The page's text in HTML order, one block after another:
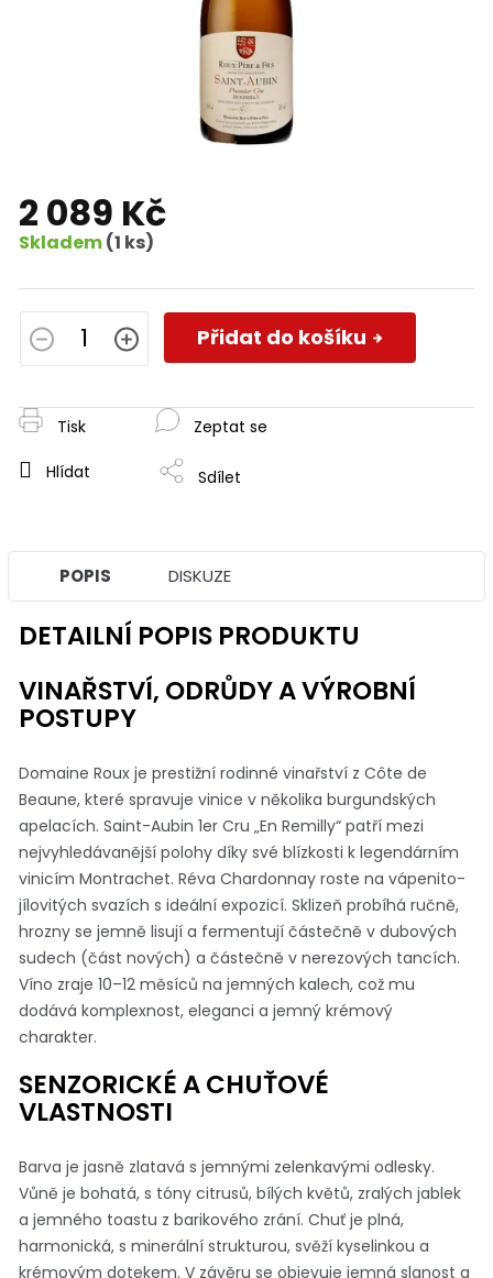
2 089 Kč
Skladem(1 ks)
Měrná
cena:
Přidat do košíku
Tisk Zeptat se
Hlídat Sdílet
POPIS DISKUZE
DETAILNÍ POPIS PRODUKTU
VINAŘSTVÍ, ODRŮDY A VÝROBNÍ
POSTUPY
Domaine Roux je prestižní rodinné vinařství z Côte de
Beaune, které spravuje vinice v několika burgundských
apelacích. Saint-Aubin 1er Cru „En Remilly“ patří mezi
nejvyhledávanější polohy díky své blízkosti k legendárním
vinicím Montrachet. Réva Chardonnay roste na vápenito-
jílovitých svazích s ideální expozicí. Sklizeň probíhá ručně,
hrozny se jemně lisují a fermentují částečně v dubových
sudech (část nových) a částečně v nerezových tancích.
Víno zraje 10–12 měsíců na jemných kalech, což mu
dodává komplexnost, eleganci a jemný krémový
charakter.
SENZORICKÉ A CHUŤOVÉ
VLASTNOSTI
Barva je jasně zlatavá s jemnými zelenkavými odlesky.
Vůně je bohatá, s tóny citrusů, bílých květů, zralých jablek
a jemného toastu z barikového zrání. Chuť je plná,
harmonická, s minerální strukturou, svěží kyselinkou a
krémovým dotekem. V závěru se objevuje jemná slanost a